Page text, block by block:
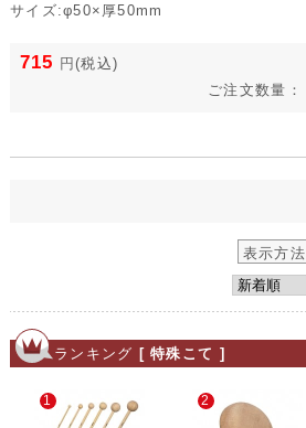
サイズ:φ50×厚50mm
715 円 (税込)
ご注文数量：
表示方法
ランキング [ 特殊こて ]
1 2